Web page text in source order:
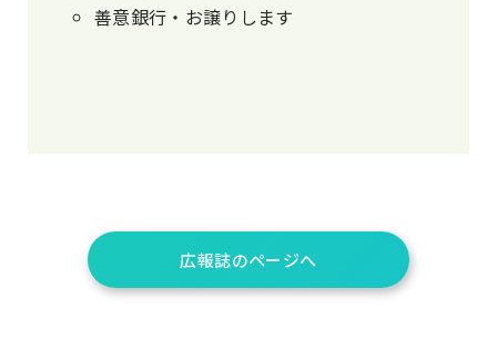
善意銀行・お譲りします
広報誌のページへ